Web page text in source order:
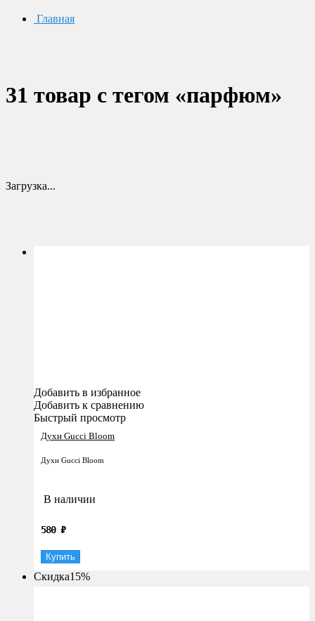
Главная
31 товар с тегом «парфюм»
Загрузка...
Добавить в избранное
Добавить к сравнению
Быстрый просмотр
Духи Gucci Bloom
Духи Gucci Bloom
В наличии
580 ₽
Купить
Скидка15%